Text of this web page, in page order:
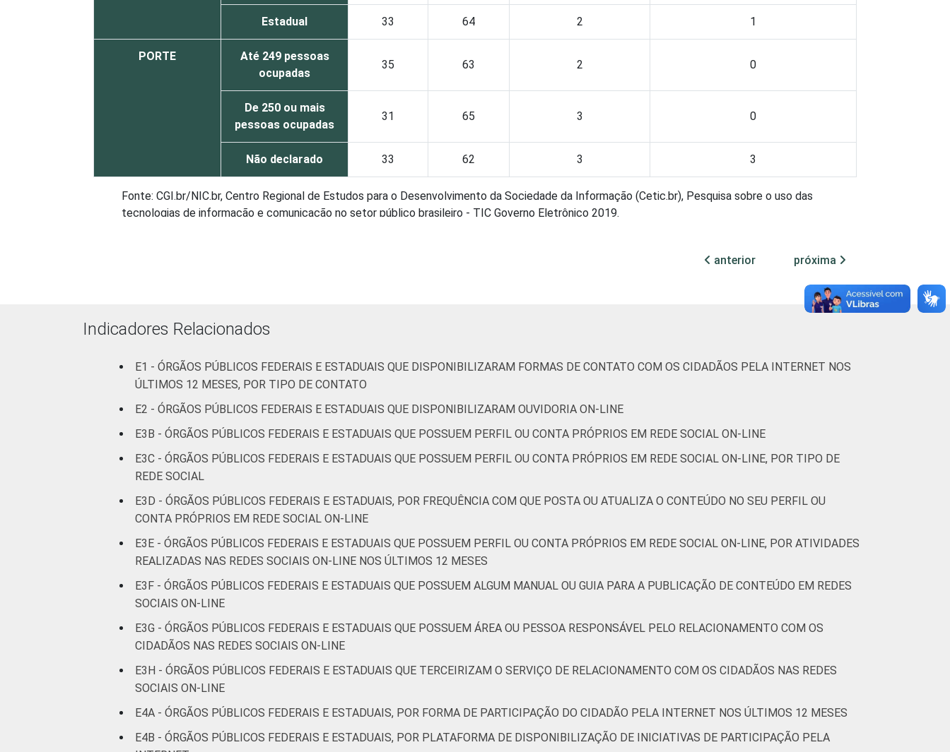
Estadual 33 64 2 1
PORTE
Até 249 pessoas
ocupadas
35 63 2 0
De 250 ou mais
pessoas ocupadas
31 65 3 0
Não declarado 33 62 3 3
Fonte: CGI.br/NIC.br, Centro Regional de Estudos para o Desenvolvimento da Sociedade da Informação (Cetic.br), Pesquisa sobre o uso das
tecnologias de informação e comunicação no setor público brasileiro - TIC Governo Eletrônico 2019.
anterior próxima
Indicadores Relacionados
E1 - ÓRGÃOS PÚBLICOS FEDERAIS E ESTADUAIS QUE DISPONIBILIZARAM FORMAS DE CONTATO COM OS CIDADÃOS PELA INTERNET NOS
ÚLTIMOS 12 MESES, POR TIPO DE CONTATO
E2 - ÓRGÃOS PÚBLICOS FEDERAIS E ESTADUAIS QUE DISPONIBILIZARAM OUVIDORIA ON-LINE
E3B - ÓRGÃOS PÚBLICOS FEDERAIS E ESTADUAIS QUE POSSUEM PERFIL OU CONTA PRÓPRIOS EM REDE SOCIAL ON-LINE
E3C - ÓRGÃOS PÚBLICOS FEDERAIS E ESTADUAIS QUE POSSUEM PERFIL OU CONTA PRÓPRIOS EM REDE SOCIAL ON-LINE, POR TIPO DE
REDE SOCIAL
E3D - ÓRGÃOS PÚBLICOS FEDERAIS E ESTADUAIS, POR FREQUÊNCIA COM QUE POSTA OU ATUALIZA O CONTEÚDO NO SEU PERFIL OU
CONTA PRÓPRIOS EM REDE SOCIAL ON-LINE
E3E - ÓRGÃOS PÚBLICOS FEDERAIS E ESTADUAIS QUE POSSUEM PERFIL OU CONTA PRÓPRIOS EM REDE SOCIAL ON-LINE, POR ATIVIDADES
REALIZADAS NAS REDES SOCIAIS ON-LINE NOS ÚLTIMOS 12 MESES
E3F - ÓRGÃOS PÚBLICOS FEDERAIS E ESTADUAIS QUE POSSUEM ALGUM MANUAL OU GUIA PARA A PUBLICAÇÃO DE CONTEÚDO EM REDES
SOCIAIS ON-LINE
E3G - ÓRGÃOS PÚBLICOS FEDERAIS E ESTADUAIS QUE POSSUEM ÁREA OU PESSOA RESPONSÁVEL PELO RELACIONAMENTO COM OS
CIDADÃOS NAS REDES SOCIAIS ON-LINE
E3H - ÓRGÃOS PÚBLICOS FEDERAIS E ESTADUAIS QUE TERCEIRIZAM O SERVIÇO DE RELACIONAMENTO COM OS CIDADÃOS NAS REDES
SOCIAIS ON-LINE
E4A - ÓRGÃOS PÚBLICOS FEDERAIS E ESTADUAIS, POR FORMA DE PARTICIPAÇÃO DO CIDADÃO PELA INTERNET NOS ÚLTIMOS 12 MESES
E4B - ÓRGÃOS PÚBLICOS FEDERAIS E ESTADUAIS, POR PLATAFORMA DE DISPONIBILIZAÇÃO DE INICIATIVAS DE PARTICIPAÇÃO PELA